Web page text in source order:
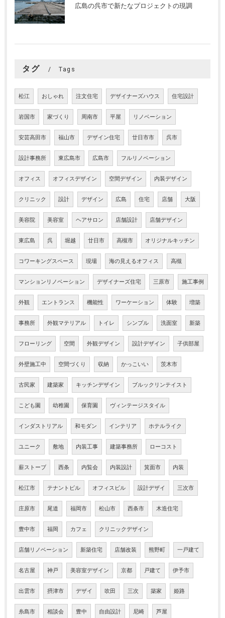
広島の呉市で新たなプロジェクトの現調
タグ Tags
松江 おしゃれ 注文住宅 デザイナーズハウス 住宅設計
岩国市 家づくり 周南市 平屋 リノベーション
安芸高田市 福山市 デザイン住宅 廿日市市 呉市
設計事務所 東広島市 広島市 フルリノベーション
オフィス オフィスデザイン 空間デザイン 内装デザイン
クリニック 設計 デザイン 広島 住宅 店舗 大阪
美容院 美容室 ヘアサロン 店舗設計 店舗デザイン
東広島 呉 堀越 廿日市 高槻市 オリジナルキッチン
コワーキングスペース 現場 海の見えるオフィス 高槻
マンションリノベーション デザイナーズ住宅 三原市 施工事例
外観 エントランス 機能性 ワーケーション 体験 増築
事務所 外観マテリアル トイレ シンプル 洗面室 新築
フローリング 空間 外観デザイン 設計デザイン 子供部屋
外壁施工中 空間づくり 収納 かっこいい 茨木市
古民家 建築家 キッチンデザイン ブルックリンテイスト
こども園 幼稚園 保育園 ヴィンテージスタイル
インダストリアル 和モダン インテリア ホテルライク
ユニーク 敷地 内装工事 建築事務所 ローコスト
薪ストーブ 西条 内覧会 内装設計 箕面市 内装
松江市 テナントビル オフィスビル 設計デザイ 三次市
庄原市 尾道 福岡市 松山市 西条市 木造住宅
豊中市 福岡 カフェ クリニックデザイン
店舗リノベーション 新築住宅 店舗改装 熊野町 一戸建て
名古屋 神戸 美容室デザイン 京都 戸建て 伊予市
出雲市 摂津市 デザイ 吹田 三次 築家 姫路
糸島市 相談会 豊中 自由設計 尼崎 芦屋